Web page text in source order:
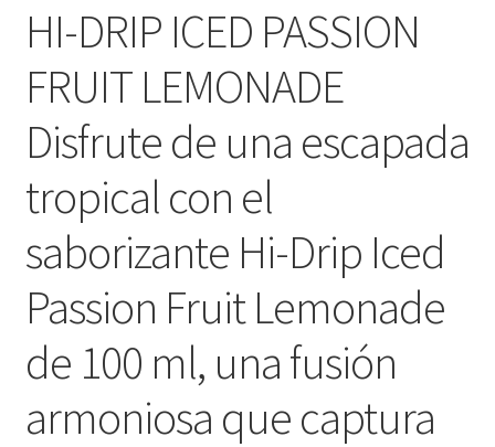
HI-DRIP ICED PASSION
FRUIT LEMONADE
Disfrute de una escapada
tropical con el
saborizante Hi-Drip Iced
Passion Fruit Lemonade
de 100 ml, una fusión
armoniosa que captura